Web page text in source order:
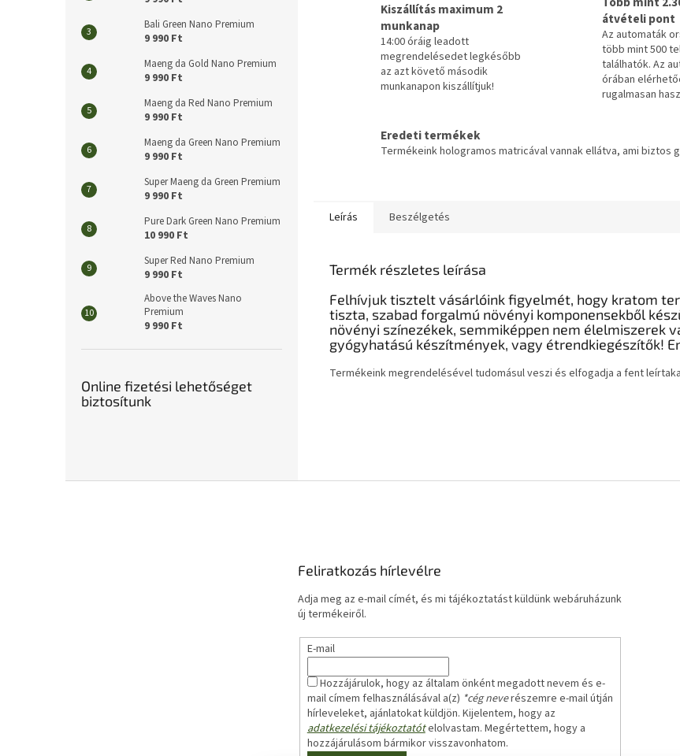
Bali Green Nano Premium
9 990 Ft
Maeng da Gold Nano Premium
9 990 Ft
Maeng da Red Nano Premium
9 990 Ft
Maeng da Green Nano Premium
9 990 Ft
Super Maeng da Green Premium
9 990 Ft
Pure Dark Green Nano Premium
10 990 Ft
Super Red Nano Premium
9 990 Ft
Above the Waves Nano
Premium
9 990 Ft
Online fizetési lehetőséget
biztosítunk
Kiszállítás maximum 2
munkanap
14:00 óráig leadott
megrendelésedet legkésőbb
az azt követő második
munkanapon kiszállítjuk!
átvételi pont
Az automaták
több mint 500
találhatók. Az
órában
rugalmasan
Eredeti termékek
Termékeink hologramos matricával vannak ellátva, ami
Leírás Beszélgetés
Termék részletes leírása
Felhívjuk tisztelt vásárlóink figyelmét, hogy kratom
tiszta, szabad forgalmú növényi komponensekből
növényi színezékek, semmiképpen nem élelmiszerek
gyógyhatású készítmények, vagy étrendkiegészítők!
Termékeink megrendelésével tudomásul veszi és elfogadja a fent
Feliratkozás hírlevélre
Adja meg az e-mail címét, és mi tájékoztatást küldünk webáruházunk
új termékeiről.
E-mail
Hozzájárulok, hogy az általam önként megadott nevem és e-
mail címem felhasználásával a(z) *cég neverészemre e-mail útján
hírleveleket, ajánlatokat küldjön. Kijelentem, hogy az
adatkezelési tájékoztatótelolvastam. Megértettem, hogy a
hozzájárulásom bármikor visszavonhatom.